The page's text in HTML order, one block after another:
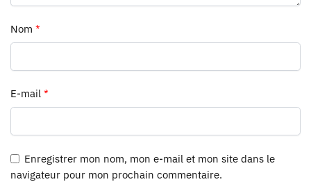
Nom *
E-mail *
Enregistrer mon nom, mon e-mail et mon site dans le
navigateur pour mon prochain commentaire.